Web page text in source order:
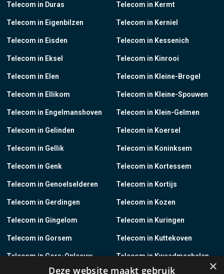
Telecom in Duras
Telecom in Eigenbilzen
Telecom in Eisden
Telecom in Eksel
Telecom in Elen
Telecom in Ellikom
Telecom in Engelmanshoven
Telecom in Gelinden
Telecom in Gellik
Telecom in Genk
Telecom in Genoelselderen
Telecom in Gerdingen
Telecom in Gingelom
Telecom in Gorsem
Telecom in Gors-Opleeuw
Telecom in Kermt
Telecom in Kerniel
Telecom in Kessenich
Telecom in Kinrooi
Telecom in Kleine-Brogel
Telecom in Kleine-Spouwen
Telecom in Klein-Gelmen
Telecom in Koersel
Telecom in Koninksem
Telecom in Kortessem
Telecom in Kortijs
Telecom in Kozen
Telecom in Kuringen
Telecom in Kuttekoven
Telecom in Kwaadmechelen
×
Deze website maakt gebruik